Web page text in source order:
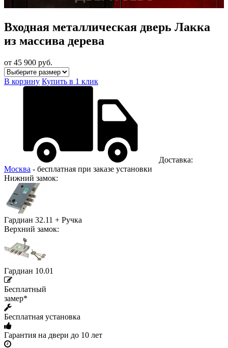
Входная металлическая дверь Лакка
из массива дерева
от 45 900 руб.
В корзину Купить в 1 клик
Доставка:
Москва - бесплатная при заказе установки
Нижний замок:
Гардиан 32.11 + Ручка
Верхний замок:
Гардиан 10.01
Бесплатный
замер*
Бесплатная установка
Гарантия на двери до 10 лет